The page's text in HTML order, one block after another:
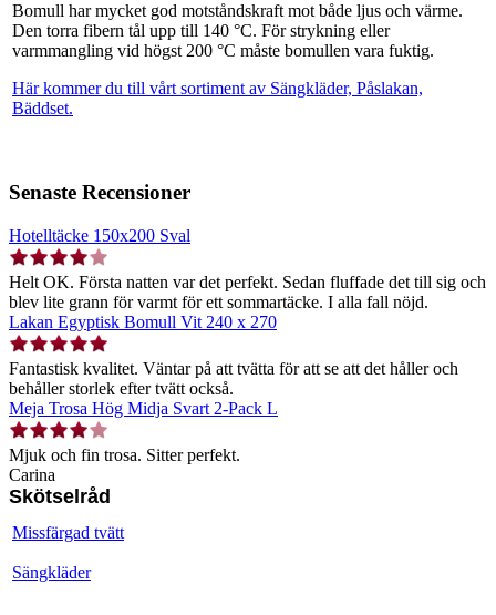
Bomull har mycket god motståndskraft mot både ljus och värme.
Den torra fibern tål upp till 140 °C. För strykning eller
varmmangling vid högst 200 °C måste bomullen vara fuktig.
Här kommer du till vårt sortiment av Sängkläder, Påslakan,
Bäddset.
Senaste Recensioner
Hotelltäcke 150x200 Sval
Helt OK. Första natten var det perfekt. Sedan fluffade det till sig och
blev lite grann för varmt för ett sommartäcke. I alla fall nöjd.
Lakan Egyptisk Bomull Vit 240 x 270
Fantastisk kvalitet. Väntar på att tvätta för att se att det håller och
behåller storlek efter tvätt också.
Meja Trosa Hög Midja Svart 2-Pack L
Mjuk och fin trosa. Sitter perfekt.
Carina
Skötselråd
Missfärgad tvätt
Sängkläder